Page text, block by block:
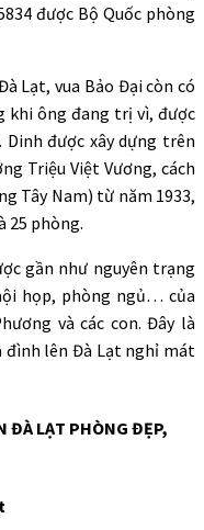
được Bộ Quốc phòng
Lạt, vua Bảo Đại còn có
khi ông đang trị vì, được
được xây dựng trên
Triệu Việt Vương, cách
Tây Nam) từ năm 1933,
25 phòng.
gần như nguyên trạng
họp, phòng ngủ… của
và các con. Đây là
đình lên Đà Lạt nghỉ mát
ĐÀ LẠT PHÒNG ĐẸP,